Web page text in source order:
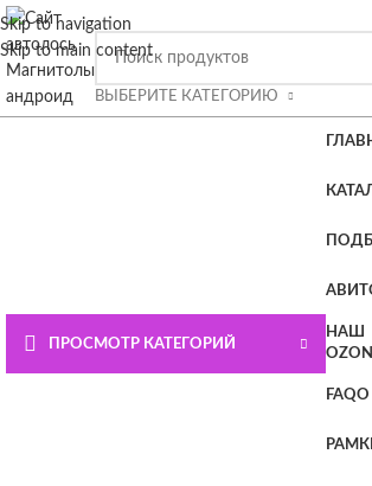
Skip to navigation
Skip to main content
ВЫБЕРИТЕ КАТЕГОРИЮ
ПРОСМОТР КАТЕГОРИЙ
НАШ
OZON
FAQО
ВНИМАНИЕ СЮДА!!!! При покупке
Премиум лицензия в подарок.
странице или нажмите СЮДА